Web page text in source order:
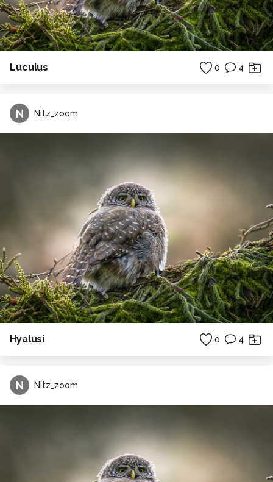
Luculus 0 4
N Nitz_zoom
Hyalusi 0 4
N Nitz_zoom